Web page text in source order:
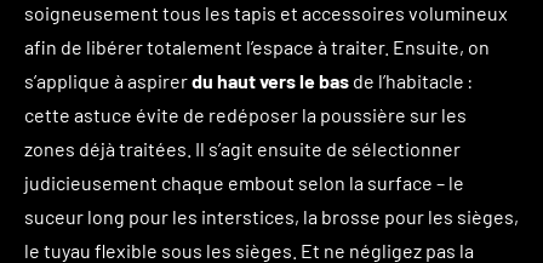
soigneusement tous les tapis et accessoires volumineux
afin de libérer totalement l’espace à traiter. Ensuite, on
s’applique à aspirerdu haut vers le bas de l’habitacle :
cette astuce évite de redéposer la poussière sur les
zones déjà traitées. Il s’agit ensuite de sélectionner
judicieusement chaque embout selon la surface – le
suceur long pour les interstices, la brosse pour les sièges,
le tuyau flexible sous les sièges. Et ne négligez pas la